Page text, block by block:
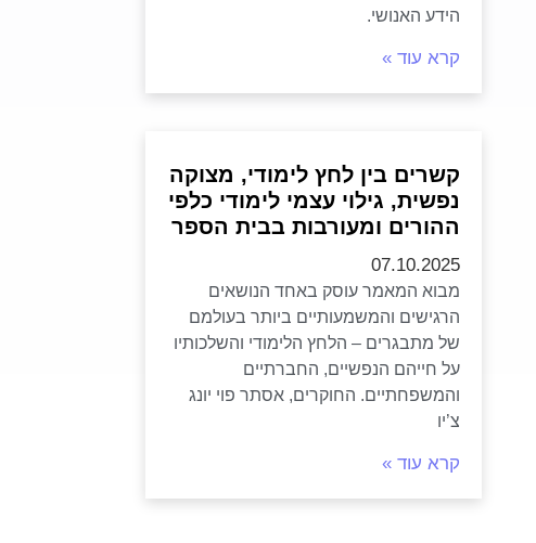
הידע האנושי.
קרא עוד »
קשרים בין לחץ לימודי, מצוקה
נפשית, גילוי עצמי לימודי כלפי
ההורים ומעורבות בבית הספר
07.10.2025
מבוא המאמר עוסק באחד הנושאים
הרגישים והמשמעותיים ביותר בעולמם
של מתבגרים – הלחץ הלימודי והשלכותיו
על חייהם הנפשיים, החברתיים
והמשפחתיים. החוקרים, אסתר פוי יונג
צ’יו
קרא עוד »